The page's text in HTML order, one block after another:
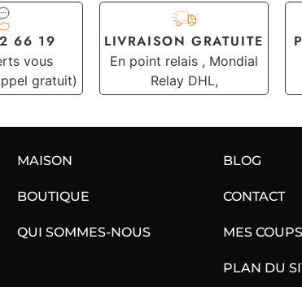
66 19
vous
gratuit)
LIVRAISON GRATUITE
En point relais , Mondial
Relay DHL,
MAISON
BOUTIQUE
QUI SOMMES-NOUS
BLOG
CONTACT
MES
PLAN DU